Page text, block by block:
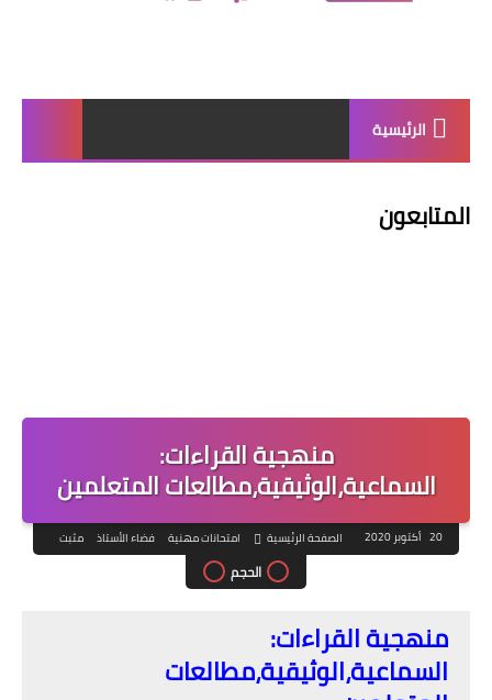
الرئيسية
المتابعون
منهجية القراءات:
السماعية،الوثيقية،مطالعات المتعلمين
20 أكتوبر 2020 الصفحة الرئيسية امتحانات مهنية فضاء الأستاذ مثبت
الحجم
منهجية القراءات:
السماعية،الوثيقية،مطالعات